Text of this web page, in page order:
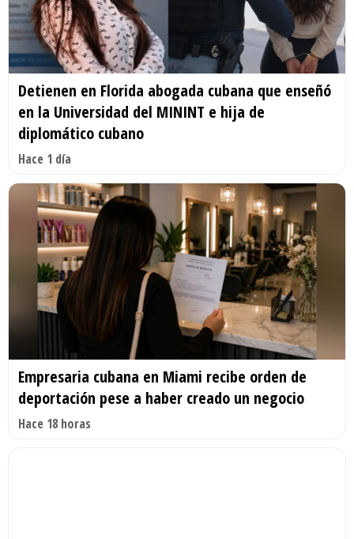
Detienen en Florida abogada cubana que enseñó
en la Universidad del MININT e hija de
diplomático cubano
Hace 1 día
Empresaria cubana en Miami recibe orden de
deportación pese a haber creado un negocio
Hace 18 horas